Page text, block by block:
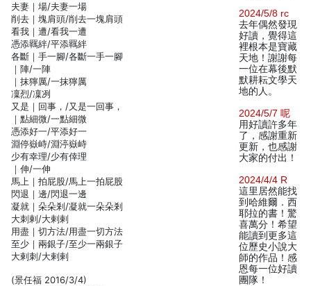
夫妻｜場/夫妻一場
削去｜塊肩頭/削去一塊肩頭
看我｜遭/看我一遭
憑添羈絆/平添羈絆
各斷｜手一腳/各斷一手一腳
｜陣/一陣
｜抹獰厲/一抹獰厲
凜烈/凜冽
又是｜回事，/又是一回事，
｜點細微/一點細微
憑添好一/平添好一
淵停嶽峙/淵渟嶽峙
少有幸理/少有倖理
｜伸/一伸
馬上｜拍屁股/馬上一拍屁股
閃退｜邊/閃退一邊
凝就｜朵朵剎/凝就一朵朵剎
大刺剌/大剌剌
用盡｜切方法/用盡一切方法
至少｜兩銀子/至少一兩銀子
大剌刺/大剌剌
(景任福 2016/3/4)
2024/5/8 rc
去年偶然發現
好讀，覺得這
裡根本是寶藏
天地！謝謝每
一位在幕後默
默耕耘文學天
地的人。
2024/5/7 呢
用好讀許多年
了，感謝重新
更新，也感謝
大家的付出！
2024/4/4 R
這里居然能找
到哈維爾．西
耶拉的書！驚
喜萬分！希望
能讀到更多這
位歷史小說大
師的作品！感
恩每一位好讀
團隊！